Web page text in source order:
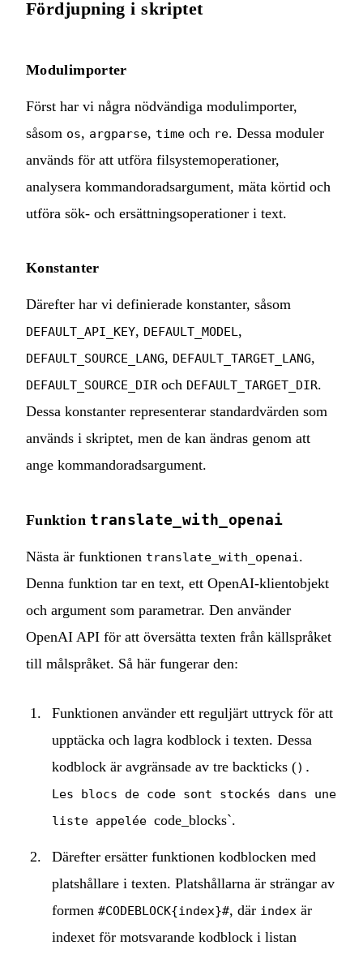
Fördjupning i skriptet
Modulimporter
Först har vi några nödvändiga modulimporter,
såsom os, argparse, time och re. Dessa moduler
används för att utföra filsystemoperationer,
analysera kommandoradsargument, mäta körtid och
utföra sök- och ersättningsoperationer i text.
Konstanter
Därefter har vi definierade konstanter, såsom
DEFAULT_API_KEY, DEFAULT_MODEL ,
DEFAULT_SOURCE_LANG, DEFAULT_TARGET_LANG,
DEFAULT_SOURCE_DIR och DEFAULT_TARGET_DIR.
Dessa konstanter representerar standardvärden som
används i skriptet, men de kan ändras genom att
ange kommandoradsargument.
Funktion translate_with_openai
Nästa är funktionen translate_with_openai .
Denna funktion tar en text, ett OpenAI-klientobjekt
och argument som parametrar. Den använder
OpenAI API för att översätta texten från källspråket
till målspråket. Så här fungerar den:
Funktionen använder ett reguljärt uttryck för att
upptäcka och lagra kodblock i texten. Dessa
kodblock är avgränsade av tre backticks ().
Les blocs de code sont stockés dans une
liste appelée code_blocks`.
Därefter ersätter funktionen kodblocken med
platshållare i texten. Platshållarna är strängar av
formen #CODEBLOCK{index}#, där index är
indexet för motsvarande kodblock i listan